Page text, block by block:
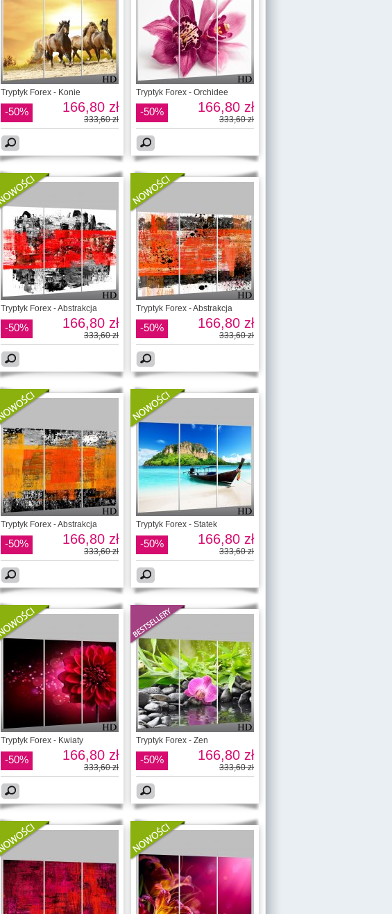
Tryptyk Forex - Konie
-50% 166,80 zł
333,60 zł
Tryptyk Forex - Orchidee
-50% 166,80 zł
333,60 zł
Tryptyk Forex - Abstrakcja
-50% 166,80 zł
333,60 zł
Tryptyk Forex - Abstrakcja
-50% 166,80 zł
333,60 zł
Tryptyk Forex - Abstrakcja
-50% 166,80 zł
333,60 zł
Tryptyk Forex - Statek
-50% 166,80 zł
333,60 zł
Tryptyk Forex - Kwiaty
-50% 166,80 zł
333,60 zł
Tryptyk Forex - Zen
-50% 166,80 zł
333,60 zł